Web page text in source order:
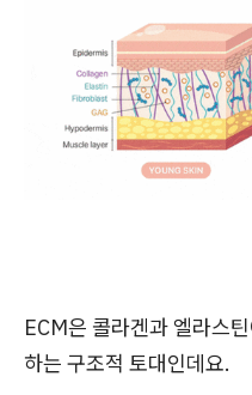
ECM은 콜라겐과 엘라스
하는 구조적 토대인데요.